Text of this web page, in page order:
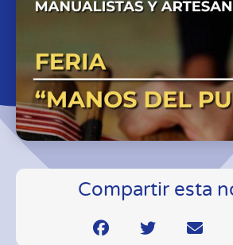
Compartir esta